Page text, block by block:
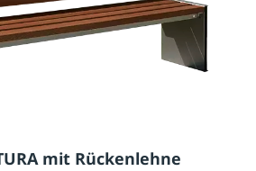
mit Rückenlehne